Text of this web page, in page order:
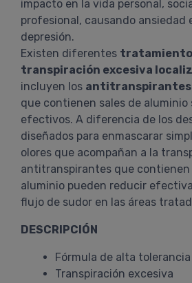
impacto en la vida personal,
profesional, causando ansiedad
depresión.
Existen diferentes
transpiración excesiva
incluyen los antitranspirantes
que contienen sales de aluminio
efectivos. A diferencia de los
diseñados para enmascarar
olores que acompañan a la
antitranspirantes que contienen
aluminio pueden reducir
flujo de sudor en las áreas
DESCRIPCIÓN
Fórmula de alta tolerancia
Transpiración excesiva